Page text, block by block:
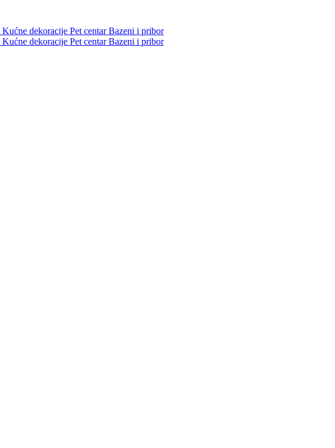
Kućne dekoracije Pet centarBazeni i pribor
Kućne dekoracije Pet centarBazeni i pribor